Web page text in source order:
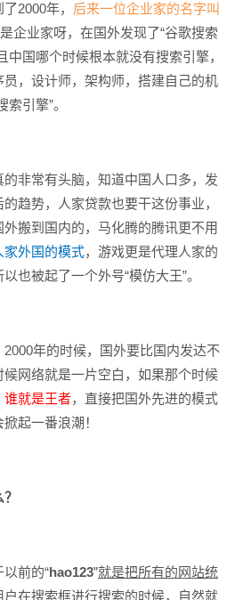
2000年， 后来一位企业家的名字叫
企业家呀，在国外发现了“谷歌搜索
中国哪个时候根本就没有搜索引擎，
，设计师，架构师，搭建自己的机
引擎”。
非常有头脑，知道中国人口多，发
趋势，人家贷款也要干这份事业，
搬到国内的，马化腾的腾讯更不用
家外国的模式，游戏更是代理人家的
也被起了一个外号“模仿大王”。
年的时候，国外要比国内发达不
网络就是一片空白，如果那个时候
谁就是王者，直接把国外先进的模式
起一番浪潮！
前的“hao123”就是把所有的网站统
户在搜索框进行搜索的时候，自然就